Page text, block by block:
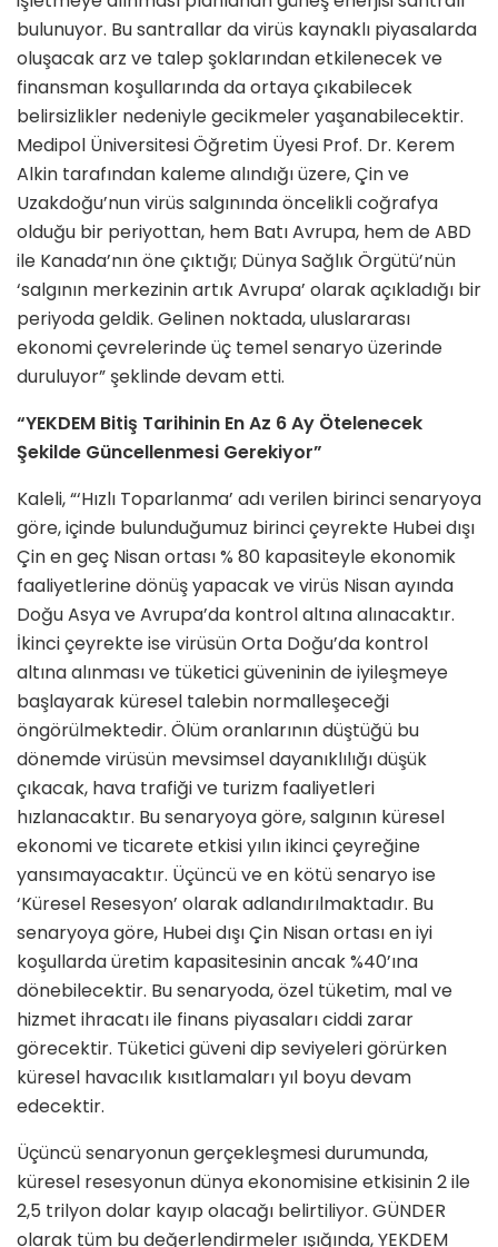
bulunuyor. Bu santrallar da virüs kaynaklı piyasalarda
oluşacak arz ve talep şoklarından etkilenecek ve
finansman koşullarında da ortaya çıkabilecek
belirsizlikler nedeniyle gecikmeler yaşanabilecektir.
Medipol Üniversitesi Öğretim Üyesi Prof. Dr. Kerem
Alkin tarafından kaleme alındığı üzere, Çin ve
Uzakdoğu’nun virüs salgınında öncelikli coğrafya
olduğu bir periyottan, hem Batı Avrupa, hem de ABD
ile Kanada’nın öne çıktığı; Dünya Sağlık Örgütü’nün
‘salgının merkezinin artık Avrupa’ olarak açıkladığı bir
periyoda geldik. Gelinen noktada, uluslararası
ekonomi çevrelerinde üç temel senaryo üzerinde
duruluyor” şeklinde devam etti.
“YEKDEM Bitiş Tarihinin EnAz 6Ay Ötelenecek
Şekilde Güncellenmesi Gerekiyor”
Kaleli, “‘Hızlı Toparlanma’ adı verilen birinci senaryoya
göre, içinde bulunduğumuz birinci çeyrekte Hubei dışı
Çin en geç Nisan ortası % 80 kapasiteyle ekonomik
faaliyetlerine dönüş yapacak ve virüs Nisan ayında
Doğu Asya ve Avrupa’da kontrol altına alınacaktır.
İkinci çeyrekte ise virüsün Orta Doğu’da kontrol
altına alınması ve tüketici güveninin de iyileşmeye
başlayarak küresel talebin normalleşeceği
öngörülmektedir. Ölüm oranlarının düştüğü bu
dönemde virüsün mevsimsel dayanıklılığı düşük
çıkacak, hava trafiği ve turizm faaliyetleri
hızlanacaktır. Bu senaryoya göre, salgının küresel
ekonomi ve ticarete etkisi yılın ikinci çeyreğine
yansımayacaktır. Üçüncü ve en kötü senaryo ise
‘Küresel Resesyon’ olarak adlandırılmaktadır. Bu
senaryoya göre, Hubei dışı Çin Nisan ortası en iyi
koşullarda üretim kapasitesinin ancak %40’ına
dönebilecektir. Bu senaryoda, özel tüketim, mal ve
hizmet ihracatı ile finans piyasaları ciddi zarar
görecektir. Tüketici güveni dip seviyeleri görürken
küresel havacılık kısıtlamaları yıl boyu devam
edecektir.
Üçüncü senaryonun gerçekleşmesi durumunda,
küresel resesyonun dünya ekonomisine etkisinin 2 ile
2,5 trilyon dolar kayıp olacağı belirtiliyor. GÜNDER
olarak tüm bu değerlendirmeler ışığında, YEKDEM